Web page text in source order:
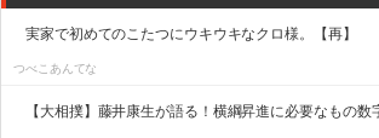
実家で初めてのこたつにウキウキなクロ様。【再】
つべこあんてな
【大相撲】藤井康生が語る！横綱昇進に必要なもの数